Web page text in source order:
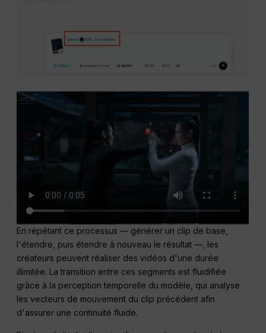
En répétant ce processus — générer un clip de base,
l'étendre, puis étendre à nouveau le résultat —, les
créateurs peuvent réaliser des vidéos d'une durée
illimitée. La transition entre ces segments est fluidifiée
grâce à la perception temporelle du modèle, qui analyse
les vecteurs de mouvement du clip précédent afin
d'assurer une continuité fluide.